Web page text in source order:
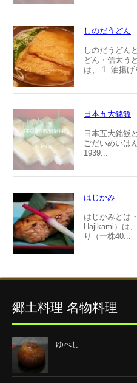
しのだうどん
しのだうどん
どん・信太う
は、 1. 油揚げ
日本五大銘飯
日本五大銘飯
ごだいめいは
1939...
はじかみ
はじかみとは
Hajikami）は
り（一株40...
郷土料理 名物料理
ゆべし